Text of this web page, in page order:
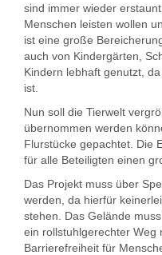
sind immer wieder
Menschen leisten wollen
ist eine große
auch von Kindergärten,
Kindern lebhaft genutzt,
ist.
Nun soll die Tierwelt
übernommen werden
Flurstücke gepachtet. Die
für alle Beteiligten einen
Das Projekt muss über
werden, da hierfür
stehen. Das Gelände
ein rollstuhlgerechter Weg
Barrierefreiheit für